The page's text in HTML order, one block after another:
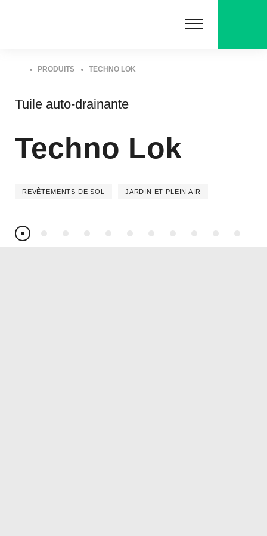
PRODUITS TECHNO LOK
Tuile auto-drainante
Techno Lok
REVÊTEMENTS DE SOL JARDIN ET PLEIN AIR